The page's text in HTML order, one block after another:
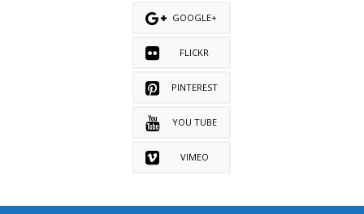
GOOGLE+
FLICKR
PINTEREST
YOU TUBE
VIMEO